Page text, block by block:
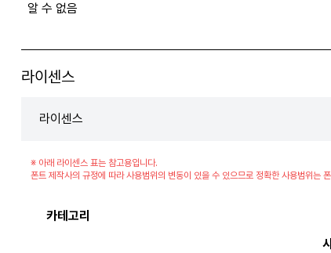
알 수 없음
라이센스
라이센스
※ 아래 라이센스 표는 참고용입니다.
폰트 제작사의 규정에 따라 사용범위의 변동이 있을 수 있으므로 정확한 사용범위는
카테고리